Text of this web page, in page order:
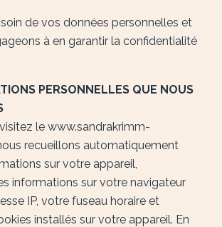
de vos données personnelles et
à en garantir la confidentialité
PERSONNELLES QUE NOUS
le www.sandrakrimm-
recueillons automatiquement
sur votre appareil,
informations sur votre navigateur
IP, votre fuseau horaire et
installés sur votre appareil. En